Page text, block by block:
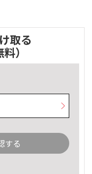
取る
）
する